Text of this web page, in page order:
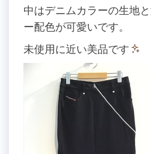
中はデニムカラーの生地
ー配色が可愛いです。
未使用に近い美品です